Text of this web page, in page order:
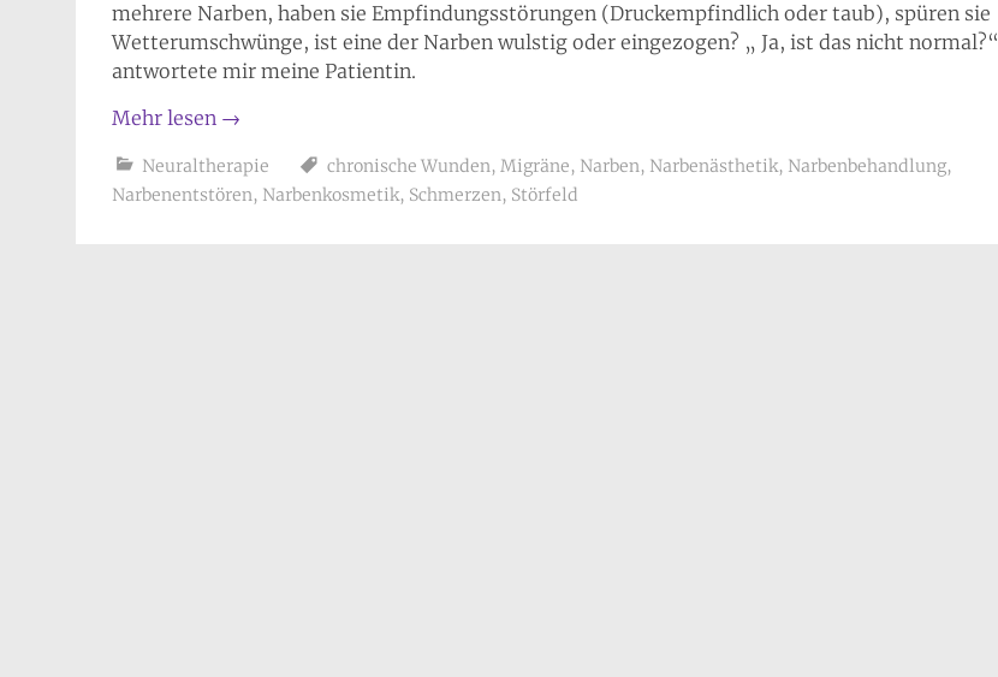
mehrere Narben, haben sie Empfindungsstörungen (Druckempfindlich oder taub), spüren sie
Wetterumschwünge, ist eine der Narben wulstig oder eingezogen? „ Ja, ist das nicht normal?“
antwortete mir meine Patientin.
Mehr lesen →
Neuraltherapie chronische Wunden, Migräne, Narben, Narbenästhetik, Narbenbehandlung,
Narbenentstören, Narbenkosmetik, Schmerzen, Störfeld